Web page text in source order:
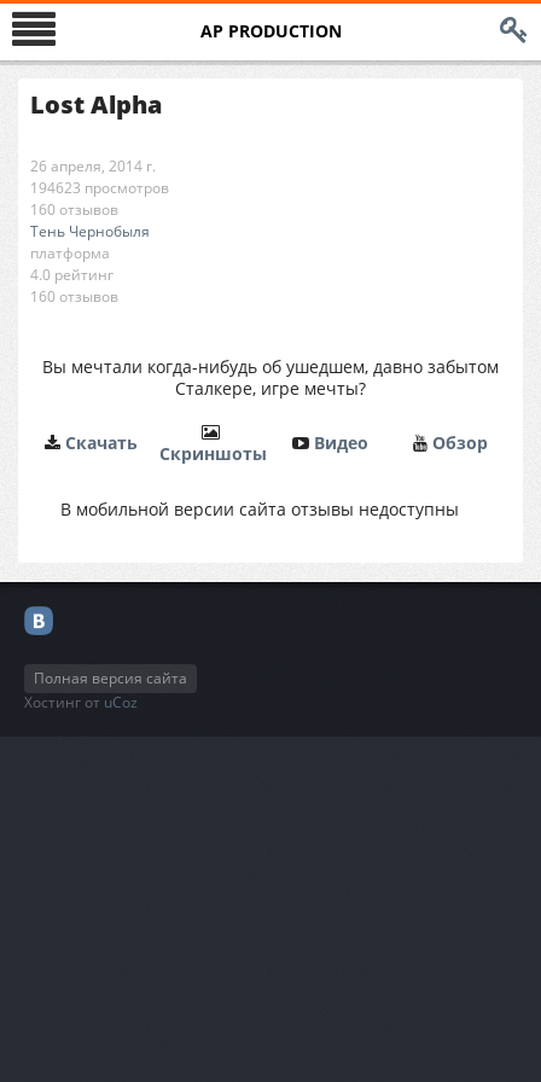
AP PRODUCTION
Lost Alpha
26 апреля, 2014 г.
194623 просмотров
160 отзывов
Тень Чернобыля
платформа
4.0 рейтинг
160 отзывов
Вы мечтали когда-нибудь об ушедшем, давно забытом
Сталкере, игре мечты?
Cкачать Cкриншоты Видео Обзор
В мобильной версии сайта отзывы недоступны
Полная версия сайта
Хостинг от uCoz